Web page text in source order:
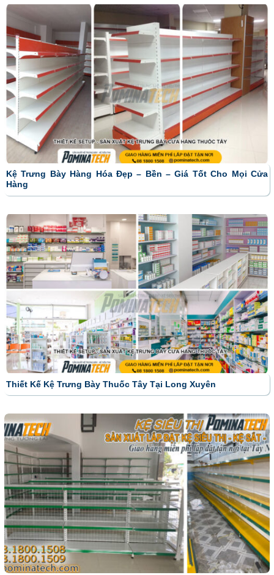
Kệ Trưng Bày Hàng Hóa Đẹp – Bền – Giá Tốt Cho Mọi Cửa
Hàng
Thiết Kế Kệ Trưng Bày Thuốc Tây Tại Long Xuyên